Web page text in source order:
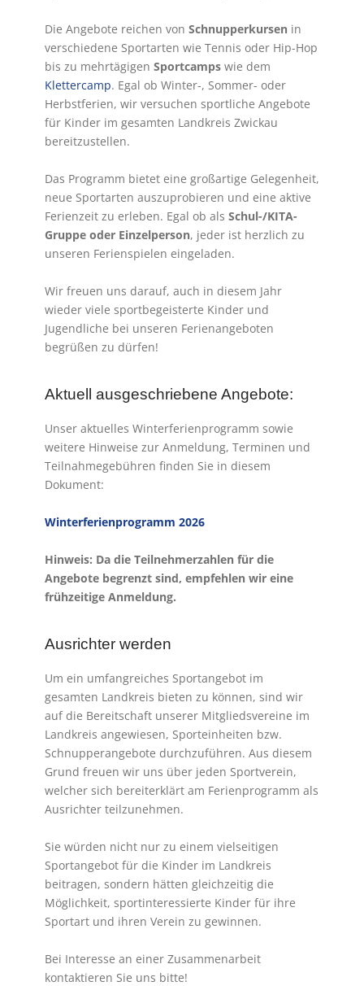
Die Angebote reichen von Schnupperkursen in
verschiedene Sportarten wie Tennis oder Hip-Hop
bis zu mehrtägigen Sportcamps wie dem
Klettercamp. Egal ob Winter-, Sommer- oder
Herbstferien, wir versuchen sportliche Angebote
für Kinder im gesamten Landkreis Zwickau
bereitzustellen.
Das Programm bietet eine großartige Gelegenheit,
neue Sportarten auszuprobieren und eine aktive
Ferienzeit zu erleben. Egal ob als Schul-/KITA-
Gruppe oder Einzelperson, jeder ist herzlich zu
unseren Ferienspielen eingeladen.
Wir freuen uns darauf, auch in diesem Jahr
wieder viele sportbegeisterte Kinder und
Jugendliche bei unseren Ferienangeboten
begrüßen zu dürfen!
Aktuell ausgeschriebene Angebote:
Unser aktuelles Winterferienprogramm sowie
weitere Hinweise zur Anmeldung, Terminen und
Teilnahmegebühren finden Sie in diesem
Dokument:
Winterferienprogramm 2026
Hinweis: Da die Teilnehmerzahlen für die
Angebote begrenzt sind, empfehlen wir eine
frühzeitige Anmeldung.
Ausrichter werden
Um ein umfangreiches Sportangebot im
gesamten Landkreis bieten zu können, sind wir
auf die Bereitschaft unserer Mitgliedsvereine im
Landkreis angewiesen, Sporteinheiten bzw.
Schnupperangebote durchzuführen. Aus diesem
Grund freuen wir uns über jeden Sportverein,
welcher sich bereiterklärt am Ferienprogramm als
Ausrichter teilzunehmen.
Sie würden nicht nur zu einem vielseitigen
Sportangebot für die Kinder im Landkreis
beitragen, sondern hätten gleichzeitig die
Möglichkeit, sportinteressierte Kinder für ihre
Sportart und ihren Verein zu gewinnen.
Bei Interesse an einer Zusammenarbeit
kontaktieren Sie uns bitte!